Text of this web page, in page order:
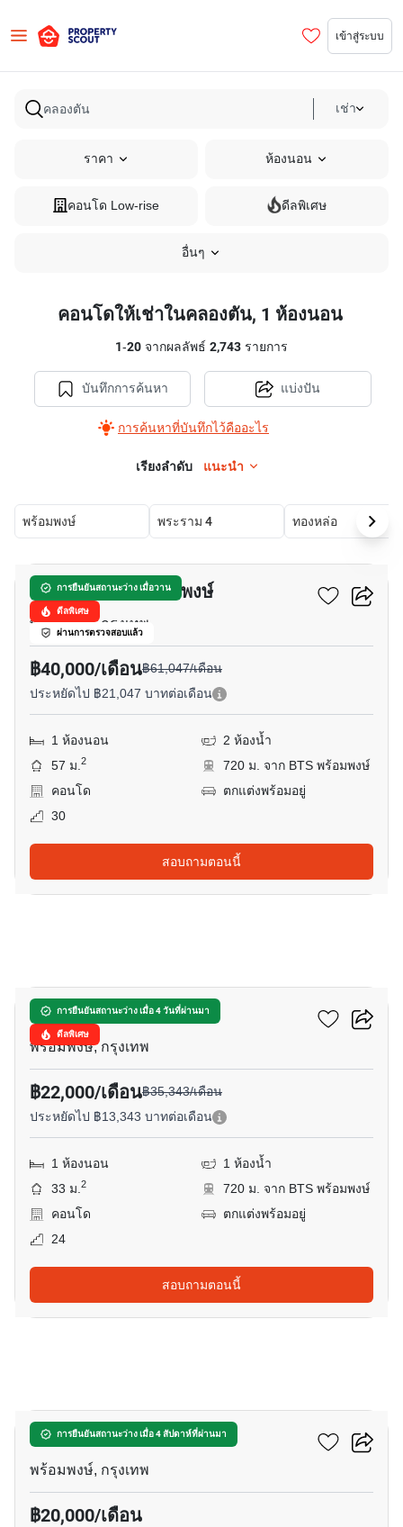
เข้าสู่ระบบ
เช่า
ราคา ห้องนอน
คอนโด Low-rise ดีลพิเศษ
อื่นๆ
คอนโดให้เช่าในคลองตัน, 1 ห้องนอน
1-20 จากผลลัพธ์ 2,743 รายการ
บันทึกการค้นหา
การค้นหาที่บันทึกไว้คืออะไร
แบ่งปัน
เรียงลำดับ แนะนำ
พร้อมพงษ์ พระราม 4 ทองหล่อ
การยืนยันสถานะว่าง เมื่อวาน
ดีลพิเศษ
ผ่านการตรวจสอบแล้ว
พาร์ค ออริจิ้น พร้อมพงษ์
พร้อมพงษ์, กรุงเทพ
฿40,000/เดือน฿61,047/เดือน
ประหยัดไป ฿21,047 บาทต่อเดือน
1 ห้องนอน
2 ห้องน้ำ
57 ม.2
720 ม. จาก BTS พร้อมพงษ์
คอนโด
ตกแต่งพร้อมอยู่
30
สอบถามตอนนี้
การยืนยันสถานะว่าง เมื่อ 4 วันที่ผ่านมา
ดีลพิเศษ
พาร์ค ออริจิ้น พร้อมพงษ์
พร้อมพงษ์, กรุงเทพ
฿22,000/เดือน฿35,343/เดือน
ประหยัดไป ฿13,343 บาทต่อเดือน
1 ห้องนอน
1 ห้องน้ำ
33 ม.2
720 ม. จาก BTS พร้อมพงษ์
คอนโด
ตกแต่งพร้อมอยู่
24
สอบถามตอนนี้
การยืนยันสถานะว่าง เมื่อ 4 สัปดาห์ที่ผ่านมา
พาร์ค ออริจิ้น พร้อมพงษ์
พร้อมพงษ์, กรุงเทพ
฿20,000/เดือน